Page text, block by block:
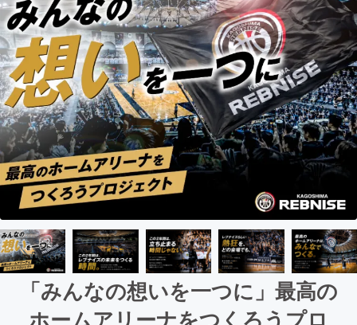
「みんなの想いを一つに」最高の
ホームアリーナをつくろうプロ